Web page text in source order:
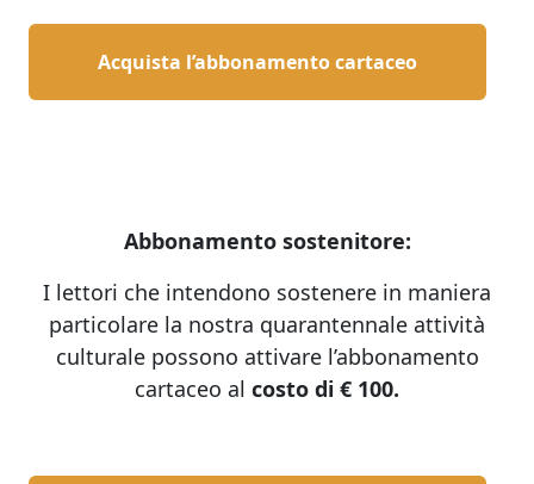
Acquista l’abbonamento cartaceo
Abbonamento sostenitore:
I lettori che intendono sostenere in maniera
particolare la nostra quarantennale attività
culturale possono attivare l’abbonamento
cartaceo al costo di € 100.